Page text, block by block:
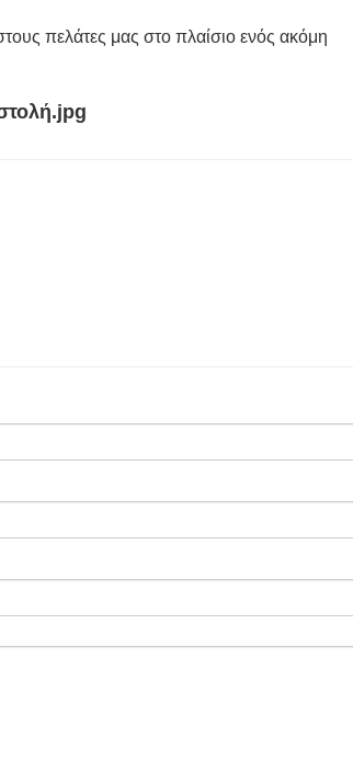
πελάτες μας στο πλαίσιο ενός ακόμη